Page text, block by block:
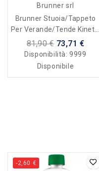
Brunner srl
Brunner Stuoia/tappeto
Per Verande/tende Kinetic
600 - Blu C59 - Con Borsa
81,90 € 73,71 €
Disponibilità:9999
Disponibile
-2,60 €